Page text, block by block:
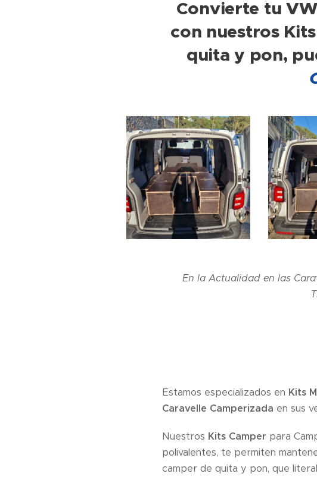
Convierte tu
con nuestros
quita y pon,
En la Actualidad en las
Estamos especializados en Kits
Caravelle Camperizada en sus
Nuestros Kits Camper para
polivalentes, te permiten
camper de quita y pon, que